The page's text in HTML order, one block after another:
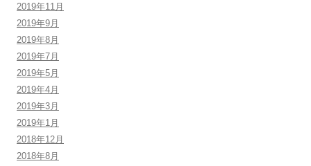
2019年11月
2019年9月
2019年8月
2019年7月
2019年5月
2019年4月
2019年3月
2019年1月
2018年12月
2018年8月